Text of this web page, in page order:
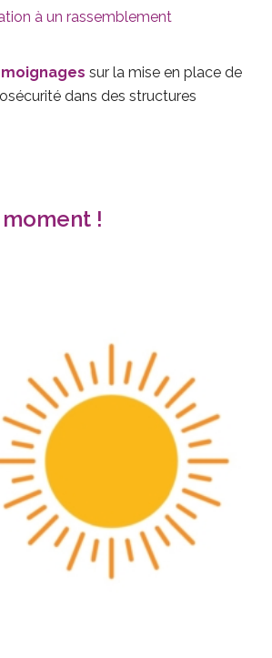
à un rassemblement
sur la mise en place de
dans des structures
!